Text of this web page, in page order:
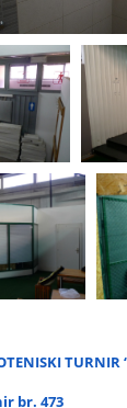
TURNIR
br. 473